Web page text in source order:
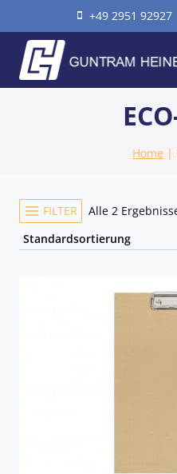
Inhalt
springen
+49 2951 92927
Home |
FILTER Alle 2